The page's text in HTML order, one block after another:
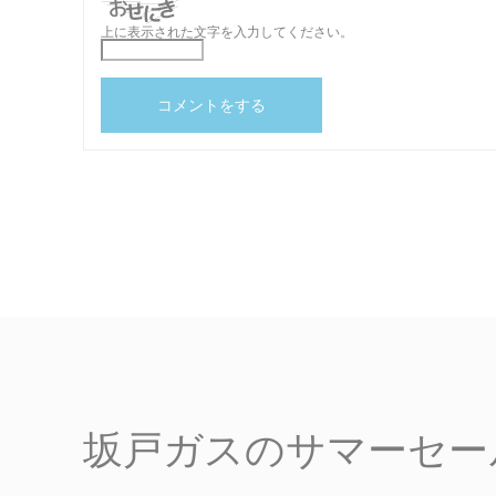
上に表示された文字を入力してください。
坂戸ガスのサマーセー